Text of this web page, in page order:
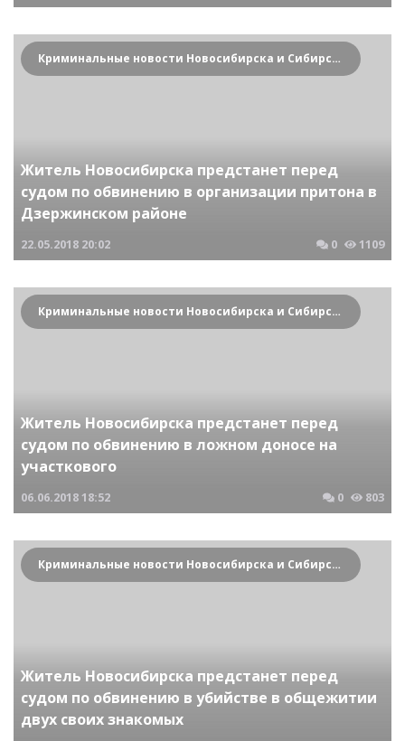
Криминальные новости Новосибирска и Сибирского региона
Житель Новосибирска предстанет перед
судом по обвинению в организации притона в
Дзержинском районе
22.05.2018 20:02 0 1109
Криминальные новости Новосибирска и Сибирского региона
Житель Новосибирска предстанет перед
судом по обвинению в ложном доносе на
участкового
06.06.201818:52 0 803
Криминальные новости Новосибирска и Сибирского региона
Житель Новосибирска предстанет перед
судом по обвинению в убийстве в общежитии
двух своих знакомых